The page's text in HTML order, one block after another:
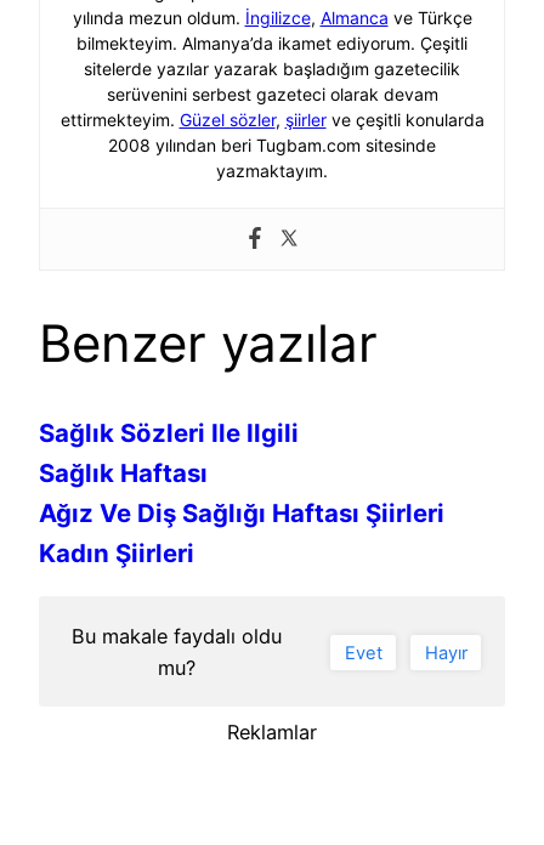
yılında mezun oldum. İngilizce, Almanca ve Türkçe
bilmekteyim. Almanya’da ikamet ediyorum. Çeşitli
sitelerde yazılar yazarak başladığım gazetecilik
serüvenini serbest gazeteci olarak devam
ettirmekteyim. Güzel sözler, şiirlerve çeşitli konularda
2008 yılından beri Tugbam.com sitesinde
yazmaktayım.
Benzer yazılar
Sağlık Sözleri Ile Ilgili
Sağlık Haftası
Ağız Ve Diş Sağlığı Haftası Şiirleri
Kadın Şiirleri
Bu makale faydalı oldu
mu?
Evet Hayır
Reklamlar